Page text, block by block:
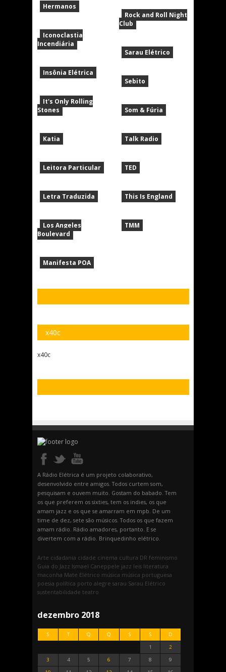
Hermanos
Iconoclastia
Incendiária
Insônia Elétrica
It's Only Rolling
Stones
Katia
Leitora Particular
Letra Traduzida
Los Angeles
Boulevard
Manifesta POA
Rock and Roll Night
Club
Sarau Elétrico
Sebito
Som & Fúria
Talk Radio
TED
This Is England
TMM
x40c
x40c
A Rádio Elétrica é um projeto colaborativo,
desenvolvido entre amigos. Todos curtem som,
pesquisam e ouvem muito. Gostam do babado. Tem
os que preferem os sixties, tem os indies, os que
amam jazz e os que se amarram em mpb. De um
time de dez, sete são músicos. Todos os que fazem
amam rádio. Rádio amadores, portanto. E se
divertem com a rádio. Brinquedinho elétrico.
Arte cidadania cidade cinema cultura DR feminismo
Guia do Jazz Ismael Caneppele jazz leis literatura
maconha Mate Elétrico música música portuguesa
poesia política porto alegre sarau Sarau Elétrico
sustentabilidade teatro
dezembro 2018
S T Q Q S S
D
1
2
3
4 5 6 7 8
9